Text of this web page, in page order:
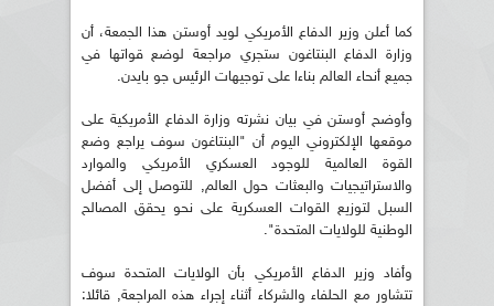
كما أعلن وزير الدفاع الأمريكي لويد أوستن هذا الجمعة، أن
وزارة الدفاع البنتاغون ستجري مراجعة لوضع قواتها في
جميع أنحاء العالم بناءا على توجيهات الرئيس جو بايدن.
وأوضح أوستن في بيان نشرته وزارة الدفاع الأمريكية على
موقعها الإلكتروني اليوم أن "البنتاغون سوف يراجع وضع
القوة العالمية للوجود العسكري الأمريكي والموارد
والاستراتيجيات والبعثات حول العالم, للتوصل إلى أفضل
السبل لتوزيع القوات العسكرية على نحو يحقق المصالح
الوطنية للولايات المتحدة".
وأفاد وزير الدفاع الأمريكي بأن الولايات المتحدة سوف
تتشاور مع الحلفاء والشركاء أثناء إجراء هذه المراجعة, قائلا: